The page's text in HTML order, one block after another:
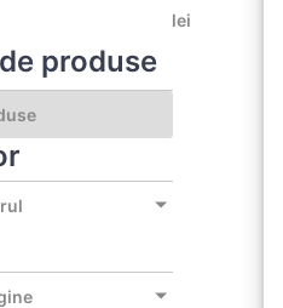
lei
produse